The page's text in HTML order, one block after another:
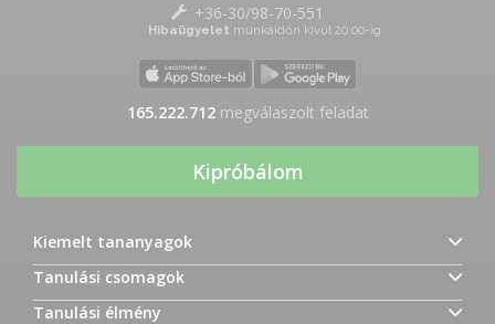
+36-30/98-70-551
Hibaügyelet munkaidőn kívül 20:00-ig
165.222.712megválaszolt feladat
Kipróbálom
Kiemelt tananyagok
Tanulási csomagok
Tanulási élmény